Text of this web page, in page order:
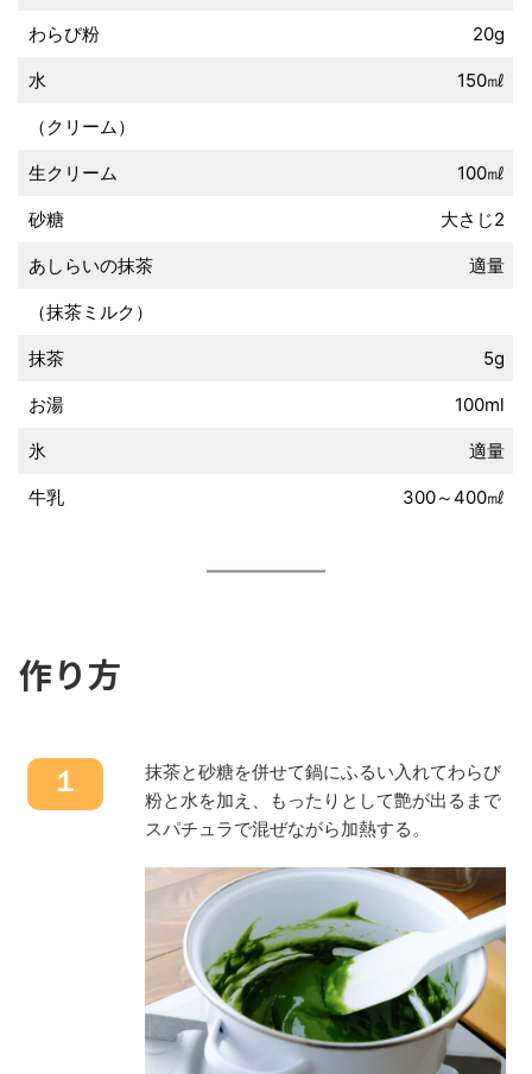
わらび粉 20g
水 150㎖
（クリーム）
生クリーム 100㎖
砂糖 大さじ2
あしらいの抹茶 適量
（抹茶ミルク）
抹茶 5g
お湯 100ml
氷 適量
牛乳 300～400㎖
作り方
１
抹茶と砂糖を併せて鍋にふるい入れてわらび
粉と水を加え、もったりとして艶が出るまで
スパチュラで混ぜながら加熱する。